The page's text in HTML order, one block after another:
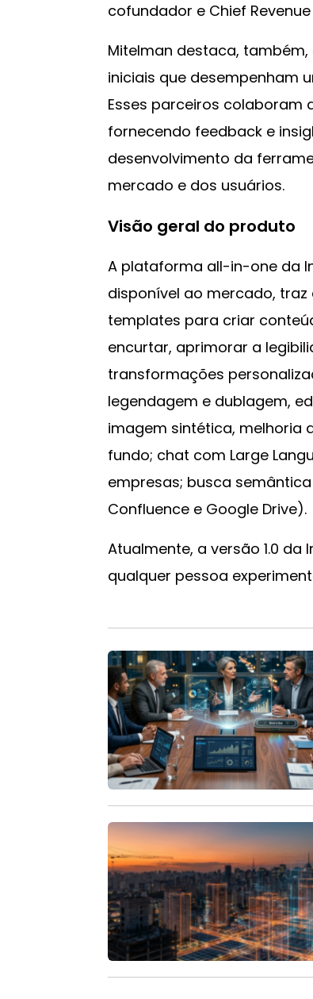
cofundador e Chief
Mitelman destaca, também,
iniciais que desempenham
Esses parceiros colaboram
fornecendo feedback e
desenvolvimento da
mercado e dos usuários.
Visão geral do produto
A plataforma all-in-one da
disponível ao mercado, traz
templates para criar
encurtar, aprimorar a
transformações
legendagem e dublagem,
imagem sintética, melhoria
fundo; chat com Large
empresas; busca
Confluence e Google Drive).
Atualmente, a versão 1.0
qualquer pessoa